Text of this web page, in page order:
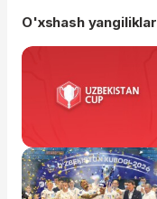
O'xshash yangiliklar